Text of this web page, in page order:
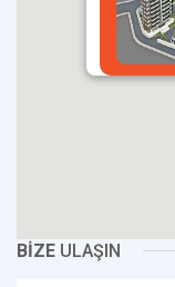
BİZE ULAŞIN